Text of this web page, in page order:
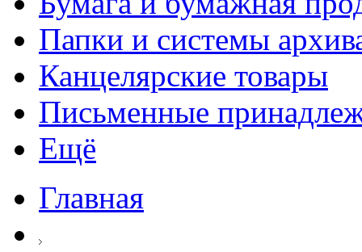
Папки и системы
Канцелярские товары
Письменные
Ещё
Главная